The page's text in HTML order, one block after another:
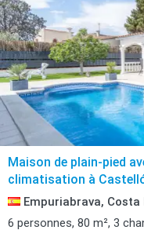
Maison de plain-pied
climatisation à
Empuriabrava, Costa
6 personnes, 80 m², 3